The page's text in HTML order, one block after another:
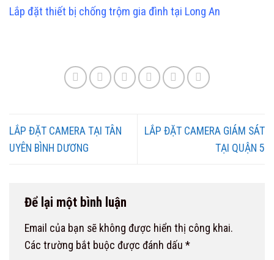
Lắp đặt thiết bị chống trộm gia đình tại Long An
LẮP ĐẶT CAMERA TẠI TÂN
UYÊN BÌNH DƯƠNG
LẮP ĐẶT CAMERA GIÁM SÁT
TẠI QUẬN 5
Để lại một bình luận
Email của bạn sẽ không được hiển thị công khai.
Các trường bắt buộc được đánh dấu *